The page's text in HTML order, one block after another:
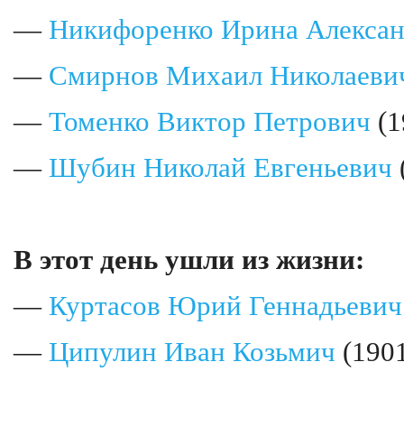
— Никифоренко Ирина
— Смирнов Михаил
— Томенко Виктор Петрович
— Шубин Николай Евгеньевич
В этот день ушли из жизни:
— Куртасов Юрий Геннадьевич
— Ципулин Иван Козьмич